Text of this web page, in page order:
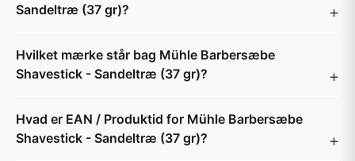
Sandeltræ (37 gr)?
Hvilket mærke står bag Mühle Barbersæbe
Shavestick - Sandeltræ (37 gr)?
Hvad er EAN / Produktid for Mühle Barbersæbe
Shavestick - Sandeltræ (37 gr)?